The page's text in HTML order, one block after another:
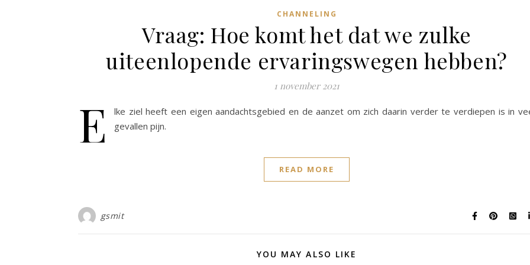
CHANNELING
Vraag: Hoe komt het dat we zulke
uiteenlopende ervaringswegen hebben?
1 november 2021
E
lke ziel heeft een eigen aandachtsgebied en de aanzet om zich daarin verder te verdiepen is in
gevallen pijn.
READ MORE
gsmit
YOU MAY ALSO LIKE